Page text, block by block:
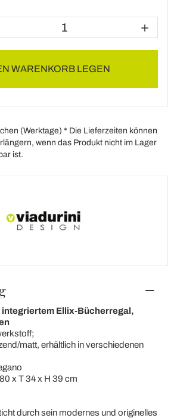
WARENKORB LEGEN
(Werktage) * Die Lieferzeiten können
wenn das Produkt nicht im Lager
ist.
integriertem Ellix-Bücherregal,
matt, erhältlich in verschiedenen
x T 34 x H 39 cm
durch sein modernes und originelles